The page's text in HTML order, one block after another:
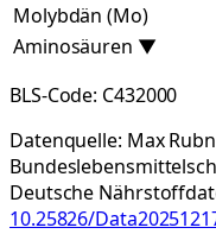
Molybdän (Mo)
Aminosäuren ▼
BLS-Code: C432000
Datenquelle: Max
Deutsche
10.25826/